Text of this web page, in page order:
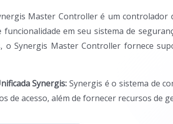
Master Controller é um
funcionalidade em seu sistema de
o Synergis Master Controller fornece
Synergis: Synergis é o sistema de
de acesso, além de fornecer recursos de